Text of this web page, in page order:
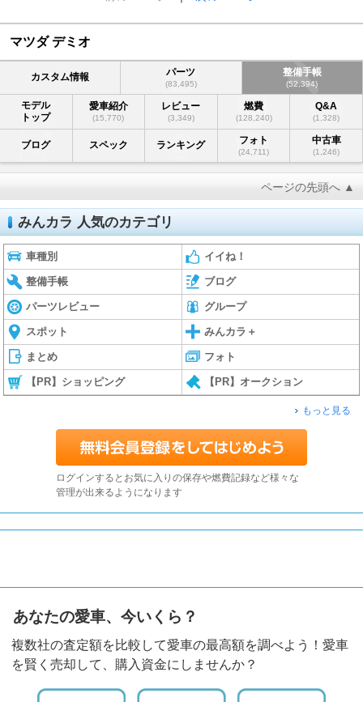
マツダ デミオ
カスタム情報 パーツ
(83,495)
整備手帳
(52,394)
モデル
トップ
愛車紹介
(15,770)
レビュー
(3,349)
燃費
(128,240)
Q&A
(1,328)
ブログ スペック ランキング フォト
(24,711)
中古車
(1,246)
ページの先頭へ ▲
みんカラ 人気のカテゴリ
車種別 イイね！
整備手帳 ブログ
パーツレビュー グループ
スポット みんカラ＋
まとめ フォト
【PR】ショッピング 【PR】オークション
もっと見る
ログインするとお気に入りの保存や燃費記録など様々な
管理が出来るようになります
あなたの愛車、今いくら？
複数社の査定額を比較して愛車の最高額を調べよう！愛車
を賢く売却して、購入資金にしませんか？